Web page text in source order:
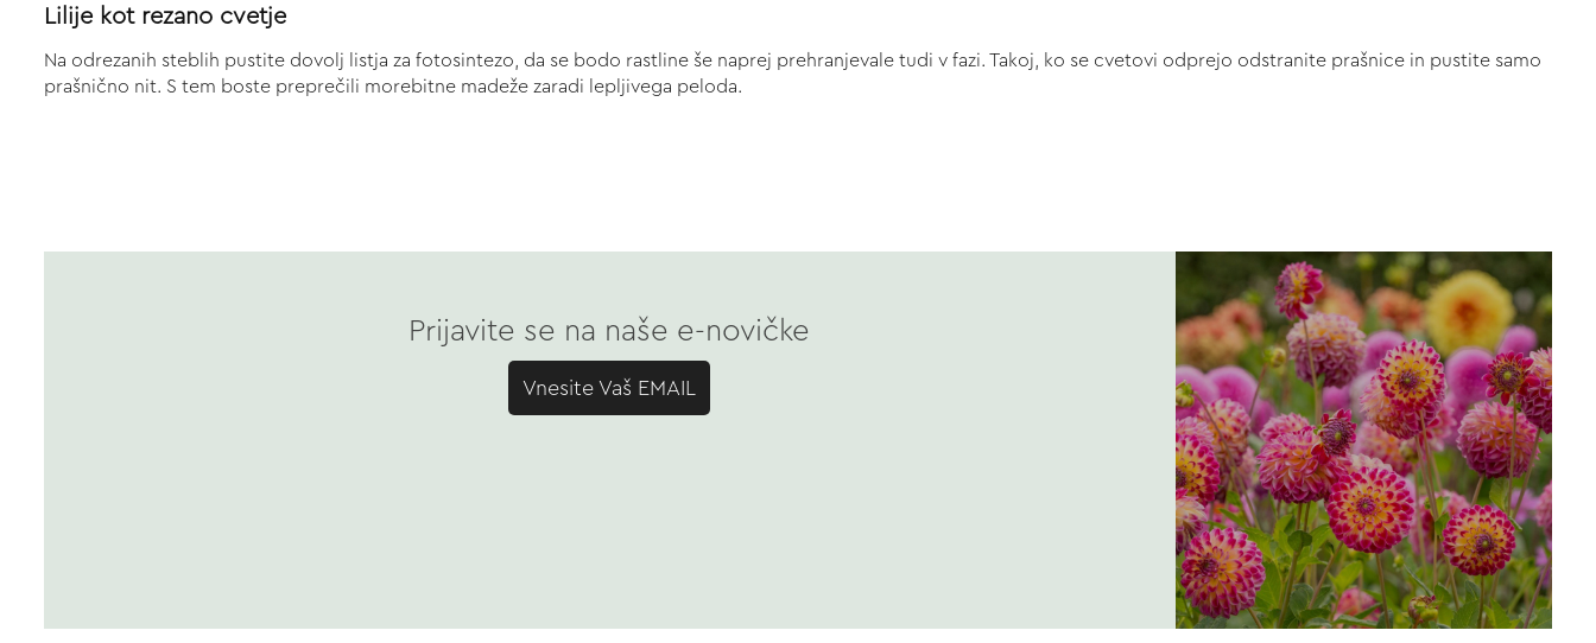
Lilije kot rezano cvetje
Na odrezanih steblih pustite dovolj listja za fotosintezo, da se bodo rastline še naprej prehranjevale tudi v fazi. Takoj, ko se cvetovi odprejo odstranite prašnice in pustite samo
prašnično nit. S tem boste preprečili morebitne madeže zaradi lepljivega peloda.
Prijavite se na naše e-novičke
Vnesite Vaš EMAIL